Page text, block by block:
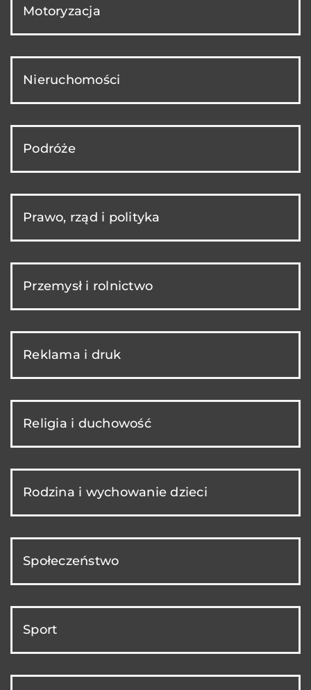
Motoryzacja
Nieruchomości
Podróże
Prawo, rząd i polityka
Przemysł i rolnictwo
Reklama i druk
Religia i duchowość
Rodzina i wychowanie dzieci
Społeczeństwo
Sport